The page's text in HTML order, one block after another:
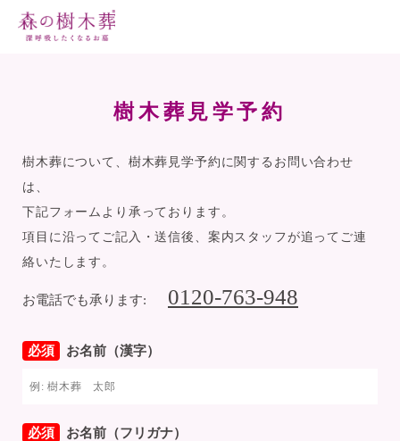
樹木葬見学予約
樹木葬について、樹木葬見学予約に関するお問い合わせ
は、
下記フォームより承っております。
項目に沿ってご記入・送信後、案内スタッフが追ってご連
絡いたします。
お電話でも承ります: 0120-763-948
必須 お名前（漢字）
必須 お名前（フリガナ）